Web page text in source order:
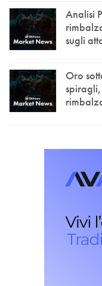
Analisi
sugli
Oro